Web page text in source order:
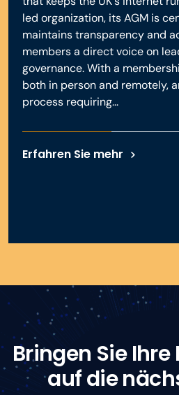
led organization, its AGM is
maintains transparency and
members a direct voice on
governance. With a
both in person and remotely,
process requiring...
Erfahren Sie mehr
Bringen Sie
auf die